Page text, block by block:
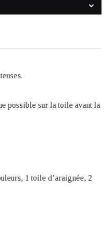
possible sur la toile avant la
1 toile d’araignée, 2